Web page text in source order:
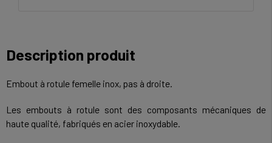
Description produit
Embout à rotule femelle inox, pas à droite.
Les embouts à rotule sont des composants mécaniques de
haute qualité, fabriqués en acier inoxydable.